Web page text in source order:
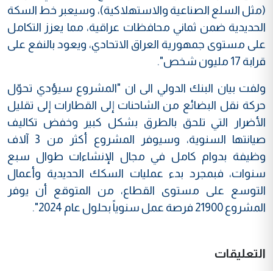
(مثل السلع الصناعية والاستهلاكية)، وسيعبر خط السكة
الحديدية ضمن ثماني محافظات عراقية، مما يعزز التكامل
على مستوى جمهورية العراق الاتحادي، ويعود بالنفع على
قرابة 17 مليون شخص".
ولفت بيان البنك الدولي الى ان "المشروع سيؤدي تحوّل
حركة نقل البضائع من الشاحنات إلى القطارات إلى تقليل
الأضرار التي تلحق بالطرق بشكل كبير وخفض تكاليف
صيانتها السنوية، وسيوفر المشروع أكثر من 3 آلاف
وظيفة بدوام كامل في مجال الإنشاءات طوال سبع
سنوات، فبمجرد بدء عمليات السكك الحديدية وأعمال
التوسع على مستوى القطاع، من المتوقع أن يوفر
المشروع 21900 فرصة عمل سنوياً بحلول عام 2024".
التعليقات